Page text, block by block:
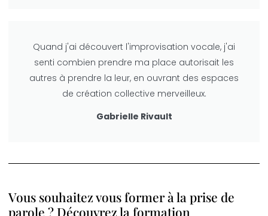
Quand j'ai découvert l'improvisation vocale, j'ai
senti combien prendre ma place autorisait les
autres à prendre la leur, en ouvrant des espaces
de création collective merveilleux.
Gabrielle Rivault
Vous souhaitez vous former à la prise de
parole ? Découvrez la formation